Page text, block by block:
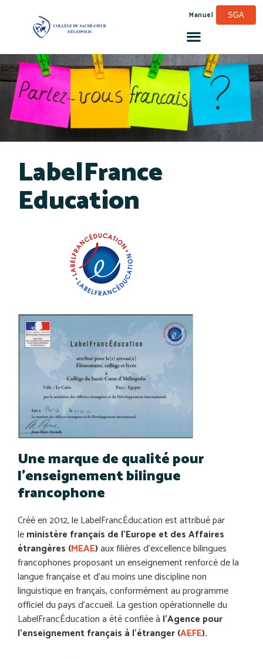
Manuel SGA
LabelFrance
Education
Une marque de qualité pour
l'enseignement bilingue
francophone
Créé en 2012, le LabelFrancÉducation est attribué par
leministère français de l’Europe et des Affaires
étrangères (MEAE)aux filières d’excellence bilingues
francophones proposant un enseignement renforcé de la
langue française et d’au moins une discipline non
linguistique en français, conformément au programme
officiel du pays d’accueil. La gestion opérationnelle du
LabelFrancÉducation a été confiée à l’Agence pour
l’enseignement français à l’étranger (AEFE).